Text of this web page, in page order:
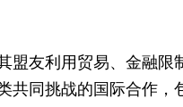
盟友利用贸易、金融
共同挑战的国际合作